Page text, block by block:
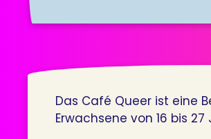
Das Café Queer ist eine
Erwachsene von 16 bis